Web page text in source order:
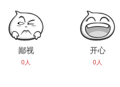
鄙视
0人
开心
0人